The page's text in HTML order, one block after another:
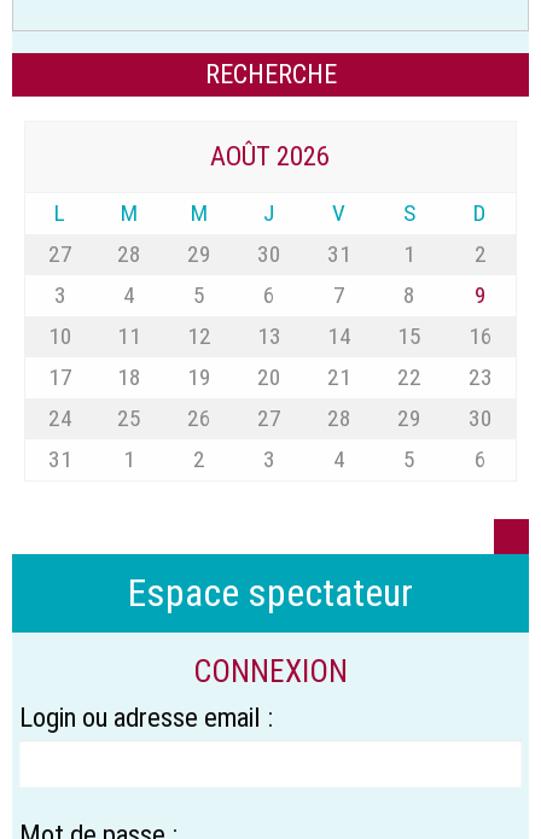
AOÛT 2026
L M M J V S
D
27
28 29 30 31 1
2
3
4 5 6 7 8
9
10
11 12 13 14 15
16
17
18 19 20 21 22
23
24
25 26 27 28 29
30
31
1 2 3 4 5 6
Espace spectateur
CONNEXION
Login ou adresse email :